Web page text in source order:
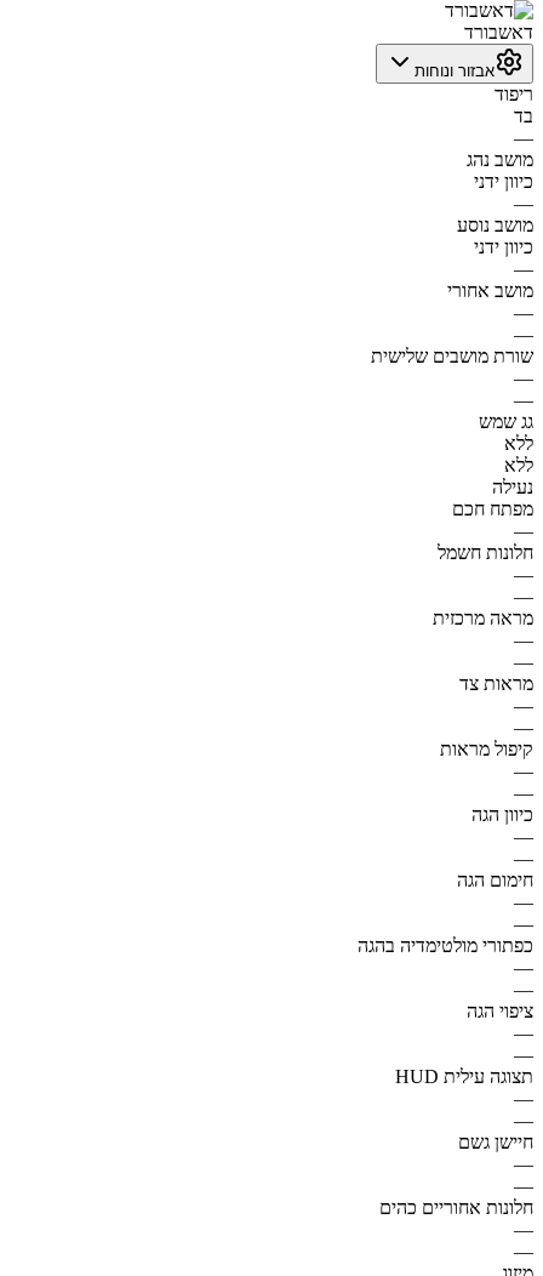
דאשבורד
אבזור ונוחות
ריפוד
בד
—
מושב נהג
כיוון ידני
—
מושב נוסע
כיוון ידני
—
מושב אחורי
—
—
שורת מושבים שלישית
—
—
גג שמש
ללא
ללא
נעילה
מפתח חכם
—
חלונות חשמל
—
—
מראה מרכזית
—
—
מראות צד
—
—
קיפול מראות
—
—
כיוון הגה
—
—
חימום הגה
—
—
כפתורי מולטימדיה בהגה
—
—
ציפוי הגה
—
—
תצוגה עילית HUD
—
—
חיישן גשם
—
—
חלונות אחוריים כהים
—
—